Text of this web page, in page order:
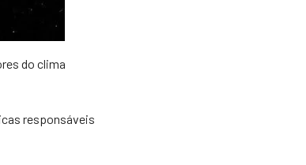
do clima
responsáveis